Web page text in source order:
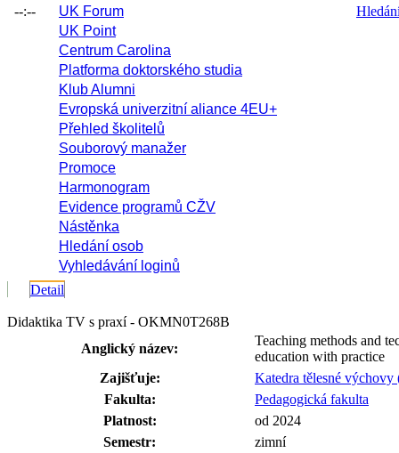
--:--
UK Forum
UK Point
Centrum Carolina
Platforma doktorského studia
Klub Alumni
Evropská univerzitní aliance 4EU+
Přehled školitelů
Souborový manažer
Promoce
Harmonogram
Evidence programů CŽV
Nástěnka
Hledání osob
Vyhledávání loginů
Detail
Didaktika TV s praxí - OKMN0T268B
Anglický název:
Teaching methods and
education with practice
Zajišťuje:
Katedra tělesné
Fakulta:
Pedagogická fakulta
Platnost:
od 2024
Semestr:
zimní